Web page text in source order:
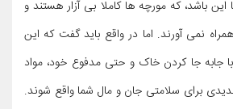
باشد، که مورچه ها کاملا بی آزار هستند و
نمی آورند. اما در واقع باید گفت که این
جابه جا کردن خاک و حتی مدفوع خود، مواد
برای سلامتی جان و مال شما واقع شوند.